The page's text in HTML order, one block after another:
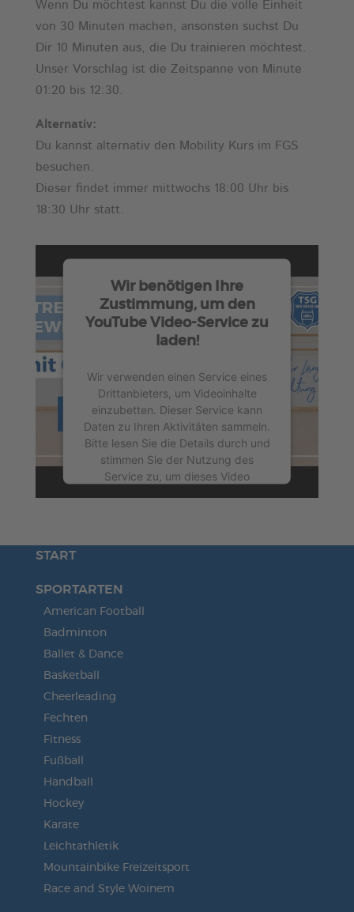
Wenn Du möchtest kannst Du die volle Einheit
von 30 Minuten machen, ansonsten suchst Du
Dir 10 Minuten aus, die Du trainieren möchtest.
Unser Vorschlag ist die Zeitspanne von Minute
01:20 bis 12:30.
Alternativ:
Du kannst alternativ den Mobility Kurs im FGS
besuchen.
Dieser findet immer mittwochs 18:00 Uhr bis
18:30 Uhr statt.
Wir benötigen Ihre
Zustimmung, um den
YouTube Video-Service zu
laden!
Wir verwenden einen Service eines
Drittanbieters, um Videoinhalte
einzubetten. Dieser Service kann
Daten zu Ihren Aktivitäten sammeln.
Bitte lesen Sie die Details durch und
stimmen Sie der Nutzung des
Service zu, um dieses Video
Management Platform
START
SPORTARTEN
American Football
Badminton
Ballet & Dance
Basketball
Cheerleading
Fechten
Fitness
Fußball
Handball
Hockey
Karate
Leichtathletik
Mountainbike Freizeitsport
Race and Style Woinem